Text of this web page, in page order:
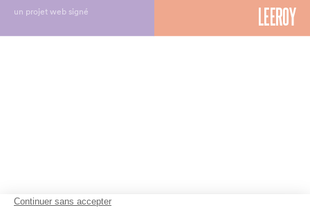
un projet web signé